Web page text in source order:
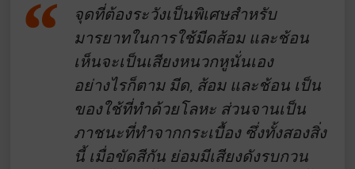
จุดที่ต้องระวังเป็นพิเศษสำหรับ
มารยาทในการใช้มีดส้อม และช้อน
เห็นจะเป็นเสียงหนวกหูนั่นเอง
อย่างไรก็ตาม มีด, ส้อม และช้อน เป็น
ของใช้ที่ทำด้วยโลหะ ส่วนจานเป็น
ภาชนะที่ทำจากกระเบื้อง ซึ่งทั้งสองสิ่ง
นี้ เมื่อขัดสีกัน ย่อมมีเสียงดังรบกวน